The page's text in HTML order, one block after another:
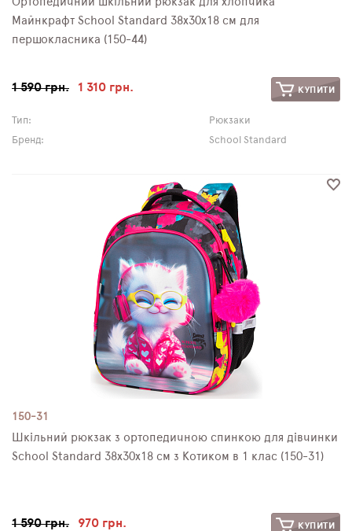
Майнкрафт School Standard 38х30х18 см для
першокласника (150-44)
1 590 грн. 1 310 грн. КУПИТИ
Тип:
Рюкзаки
Бренд:
School Standard
150-31
Шкільний рюкзак з ортопедичною спинкою для дівчинки
School Standard 38х30х18 см з Котиком в 1 клас (150-31)
1 590 грн. 970 грн. КУПИТИ